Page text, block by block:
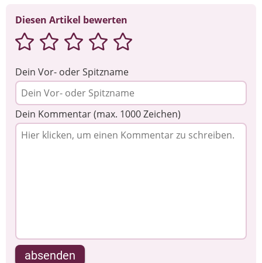
Diesen Artikel bewerten
Dein Vor- oder Spitzname
Dein Kommentar (max. 1000 Zeichen)
absenden